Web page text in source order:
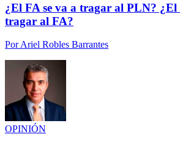
¿El FA se va a tragar al PLN? ¿El
tragar al FA?
PorAriel Robles Barrantes
OPINIÓN